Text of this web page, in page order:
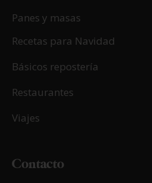
Panes y masas
Recetas para Navidad
Básicos repostería
Restaurantes
Viajes
Contacto